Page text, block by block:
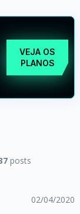
VEJA OS
PLANOS
posts
02/04/2020